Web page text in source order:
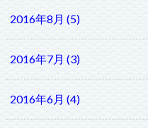
2016年8月 (5)
2016年7月 (3)
2016年6月 (4)